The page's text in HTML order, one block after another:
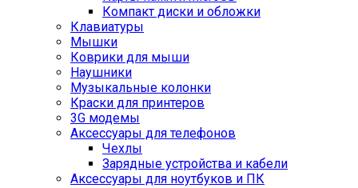
Компакт диски и обложки
Клавиатуры
Мышки
Коврики для мыши
Наушники
Музыкальные колонки
Краски для принтеров
3G модемы
Аксессуары для телефонов
Чехлы
Зарядные устройства и кабели
Аксессуары для ноутбуков и ПК